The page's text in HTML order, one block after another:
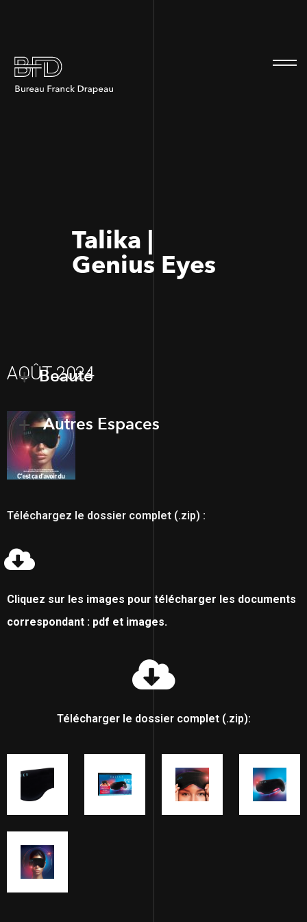
Talika |
Genius Eyes
AOÛT 2024
Beauté
Autres Espaces
Téléchargez le dossier complet (.zip) :
Cliquez sur les images pour télécharger les documents
correspondant : pdf et images.
Télécharger le dossier complet (.zip):